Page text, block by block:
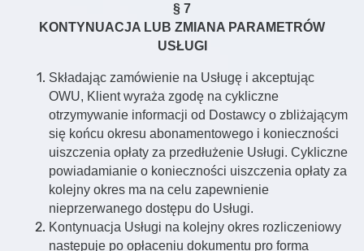
§ 7
KONTYNUACJA LUB ZMIANA PARAMETRÓW
USŁUGI
Składając zamówienie na Usługę i akceptując
OWU, Klient wyraża zgodę na cykliczne
otrzymywanie informacji od Dostawcy o zbliżającym
się końcu okresu abonamentowego i konieczności
uiszczenia opłaty za przedłużenie Usługi. Cykliczne
powiadamianie o konieczności uiszczenia opłaty za
kolejny okres ma na celu zapewnienie
nieprzerwanego dostępu do Usługi.
Kontynuacja Usługi na kolejny okres rozliczeniowy
następuje po opłaceniu dokumentu pro forma